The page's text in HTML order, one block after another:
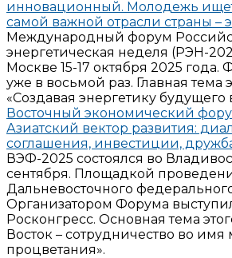
инновационный. Молодежь
самой важной отрасли страны –
Международный форум
энергетическая неделя (РЭН-
Москве 15-17 октября 2025 года.
уже в восьмой раз. Главная тема
«Создавая энергетику будущего
Восточный экономический
Азиатский вектор развития:
соглашения, инвестиции,
ВЭФ-2025 состоялся во
сентября. Площадкой
Дальневосточного
Организатором Форума
Росконгресс. Основная тема
Восток – сотрудничество во имя
процветания».